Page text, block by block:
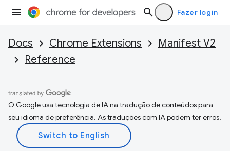
Fazer login
Docs Chrome Extensions
Manifest V2
Reference
O Google usa tecnologia de IA na tradução de conteúdos para
seu idioma de preferência. As traduções com IA podem ter erros.